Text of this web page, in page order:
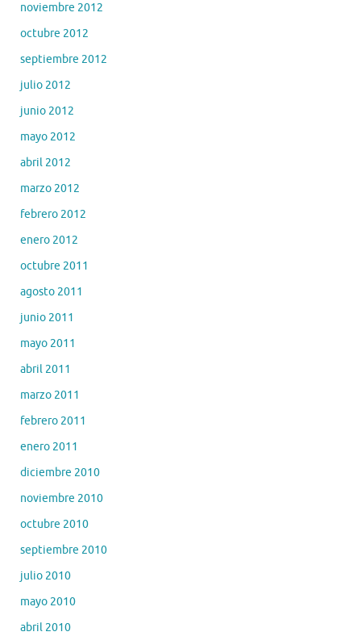
noviembre 2012
octubre 2012
septiembre 2012
julio 2012
junio 2012
mayo 2012
abril 2012
marzo 2012
febrero 2012
enero 2012
octubre 2011
agosto 2011
junio 2011
mayo 2011
abril 2011
marzo 2011
febrero 2011
enero 2011
diciembre 2010
noviembre 2010
octubre 2010
septiembre 2010
julio 2010
mayo 2010
abril 2010